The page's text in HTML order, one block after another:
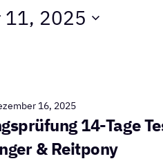
11, 2025
14-Tage
& Reitpony
16, 2025